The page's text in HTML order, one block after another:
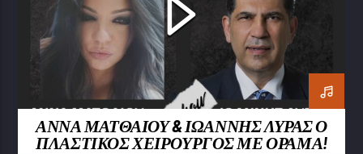
ΑΝΝΑ ΜΑΤΘΑΙΟΥ & ΙΩΑΝΝΗΣ ΛΥΡΑΣ Ο
ΠΛΑΣΤΙΚΟΣ ΧΕΙΡΟΥΡΓΟΣ ΜΕ ΟΡΑΜΑ!